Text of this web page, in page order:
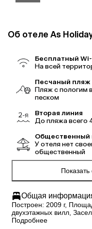
Об отеле As
Бесплатный
На всей
Песчаный пляж
Пляж с пологим
песком
Вторая линия
До пляжа всего
Общественный
У отеля нет
общественный
Общая
Построен: 2009 г,
двухэтажных вилл,
Подробнее